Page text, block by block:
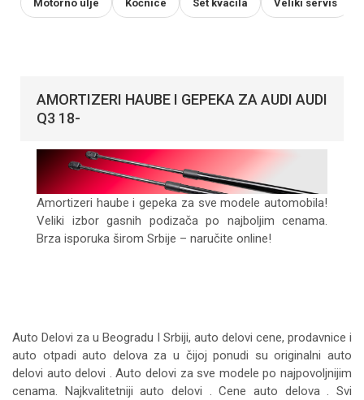
Motorno ulje Kočnice Set kvačila Veliki servis
AMORTIZERI HAUBE I GEPEKA ZA AUDI AUDI
Q3 18-
Amortizeri haube i gepeka za sve modele automobila!
Veliki izbor gasnih podizača po najboljim cenama.
Brza isporuka širom Srbije – naručite online!
Auto Delovi za u Beogradu I Srbiji, auto delovi cene, prodavnice i
auto otpadi auto delova za u čijoj ponudi su originalni auto
delovi auto delovi . Auto delovi za sve modele po najpovoljnijim
cenama. Najkvalitetniji auto delovi . Cene auto delova . Svi